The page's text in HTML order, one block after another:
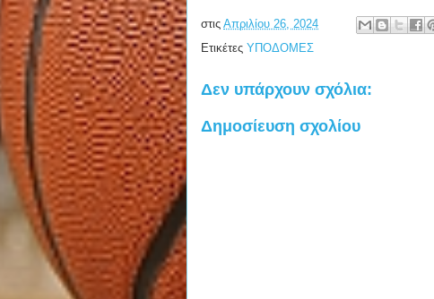
στις Απριλίου 26, 2024
Ετικέτες ΥΠΟΔΟΜΕΣ
Δεν υπάρχουν σχόλια:
Δημοσίευση σχολίου